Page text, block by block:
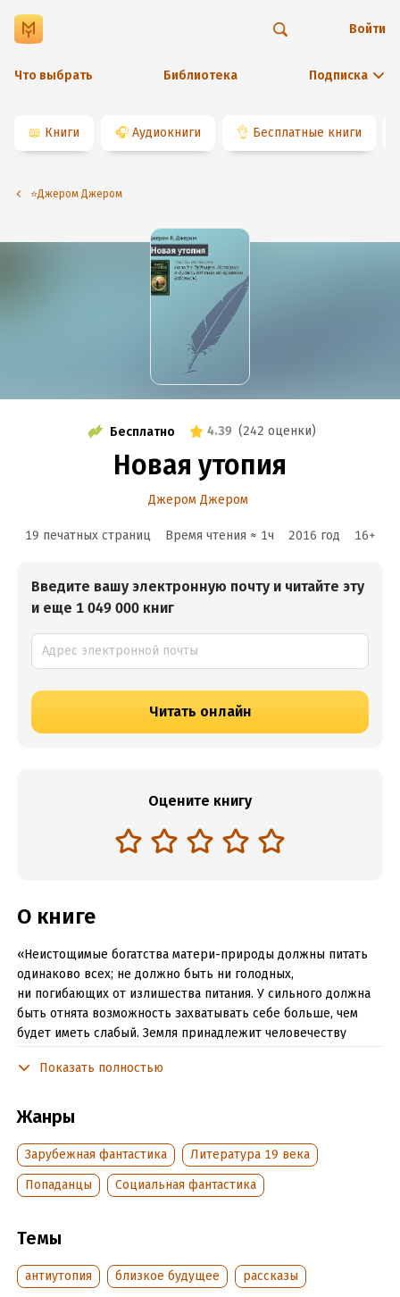
Что выбрать Библиотека Подписка
Войти
📖 Книги 🎧 Аудиокниги 👌 Бесплатные книги
⭐️Джером Джером
Бесплатно 4.39 (242 оценки)
Новая утопия
Джером Джером
19 печатных страниц Время чтения ≈ 1ч 2016 год 16+
Введите вашу электронную почту и читайте эту
и еще 1 049 000 книг
Читать онлайн
Оцените книгу
О книге
«Неистощимые богатства матери-природы должны питать
одинаково всех; не должно быть ни голодных,
ни погибающих от излишества питания. У сильного должна
быть отнята возможность захватывать себе больше, чем
будет иметь слабый. Земля принадлежит человечеству
поэтому она и должна быть разделена между всеми
равными и по своим собственным законам…»
Читать отрывок
Подробная информация
Объем:
Год издания:2016
Переводчик:Любовь Мурахина-Аксенова
Показать полностью
Жанры
Зарубежная фантастика
Литература 19 века
Попаданцы
Социальная фантастика
Темы
антиутопия близкое будущее рассказы